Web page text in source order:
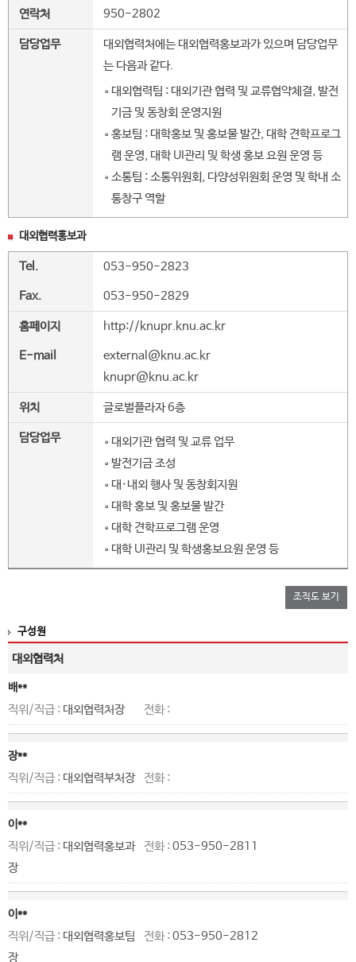
연락처 950-2802
담당업무
대외협력처에는 대외협력홍보과가 있으며 담당업무
는 다음과 같다.
대외협력팀 : 대외기관 협력 및 교류협약체결, 발전
기금 및 동창회 운영지원
홍보팀 : 대학홍보 및 홍보물 발간, 대학 견학프로그
램 운영, 대학 UI관리 및 학생 홍보 요원 운영 등
소통팀 : 소통위원회, 다양성위원회 운영 및 학내 소
통창구 역할
대외협력홍보과
Tel. 053-950-2823
Fax. 053-950-2829
홈페이지 http://knupr.knu.ac.kr
E-mail
external@knu.ac.kr
knupr@knu.ac.kr
위치 글로벌플라자 6층
담당업무
대외기관 협력 및 교류 업무
발전기금 조성
대·내외 행사 및 동창회지원
대학 홍보 및 홍보물 발간
대학 견학프로그램 운영
대학 UI관리 및 학생홍보요원 운영 등
조직도 보기
구성원
대외협력처
배**
직위/직급 : 대외협력처장 전화 :
장**
직위/직급 : 대외협력부처장 전화 :
이**
직위/직급 : 대외협력홍보과
장
전화 :053-950-2811
이**
직위/직급 : 대외협력홍보팀
장
전화 :053-950-2812